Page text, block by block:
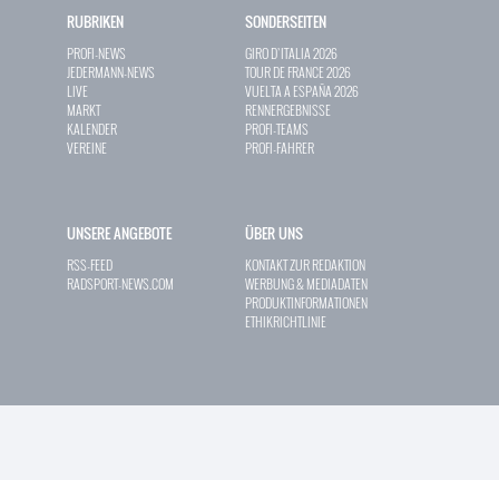
RUBRIKEN
PROFI-NEWS
JEDERMANN-NEWS
LIVE
MARKT
KALENDER
VEREINE
SONDERSEITEN
GIRO D`ITALIA 2026
TOUR DE FRANCE 2026
VUELTA A ESPAÑA 2026
RENNERGEBNISSE
PROFI-TEAMS
PROFI-FAHRER
UNSERE ANGEBOTE
RSS-FEED
RADSPORT-NEWS.COM
ÜBER UNS
KONTAKT ZUR REDAKTION
WERBUNG & MEDIADATEN
PRODUKTINFORMATIONEN
ETHIKRICHTLINIE